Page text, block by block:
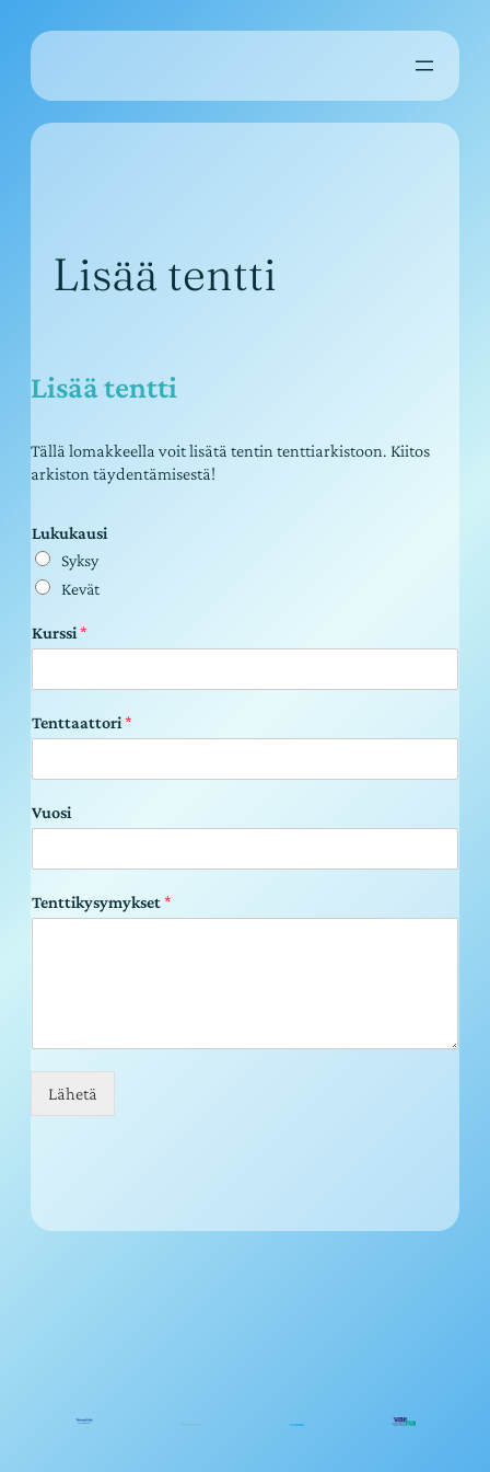
sisältöön
Lisää tentti
Lisää tentti
Tällä lomakkeella voit lisätä tentin tenttiarkistoon. Kiitos
arkiston täydentämisestä!
Lukukausi
Syksy
Kevät
Kurssi*
Tenttaattori*
Vuosi
Tenttikysymykset*
Lähetä